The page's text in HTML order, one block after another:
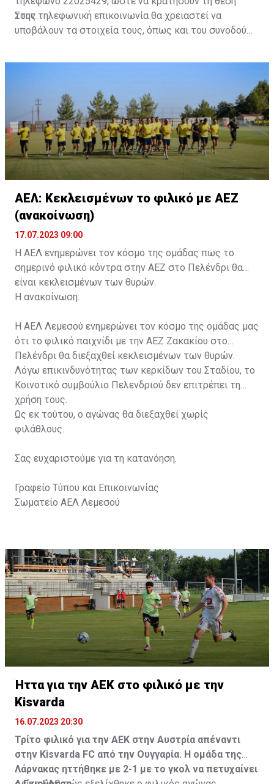
τους.
Στην τηλεφωνική επικοινωνία θα χρειαστεί να
υποβάλουν τα στοιχεία τους, όπως και του συνοδού
ονοματεπώνυμο, αριθμός πινακίδας αυτοκινήτου,
ΑΕΛ: Κεκλεισμένων το φιλικό με ΑΕΖ
(ανακοίνωση)
17.07.2023 09:00
Η ΑΕΛ ενημερώνει τον κόσμο της ομάδας πως το
σημερινό φιλικό κόντρα στην ΑΕΖ στο Πελένδρι θα
είναι κεκλεισμένων των θυρών.
Η ανακοίνωση:
Η ΑΕΛ Λεμεσού ενημερώνει τον κόσμο της ομάδας μας
ότι το φιλικό παιχνίδι με την ΑΕΖ Ζακακίου στο
Πελένδρι θα διεξαχθεί κεκλεισμένων των θυρών.
Λόγω επικινδυνότητας των κερκίδων του Σταδίου, το
Κοινοτικό συμβούλιο Πελενδριού δεν επιτρέπει τη
χρήση τους.
Ως εκ τούτου, ο αγώνας θα διεξαχθεί χωρίς
φιλάθλους.
Σας ευχαριστούμε για τη κατανόηση.
Γραφείο Τύπου και Επικοινωνίας
Σωματείο ΑΕΛ Λεμεσού
Ήττα για την ΑΕΚ στο φιλικό με την
Kisvarda
16.07.2023 20:30
Τρίτο φιλικό για την ΑΕΚ στην Αυστρία απέναντι
στην Kisvarda FC από την Ουγγαρία. Η ομάδα της
Λάρνακας ηττήθηκε με 2-1 με το γκολ να πετυχαίνει